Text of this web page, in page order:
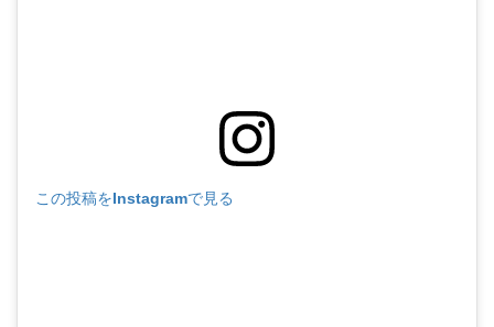
この投稿をInstagramで見る